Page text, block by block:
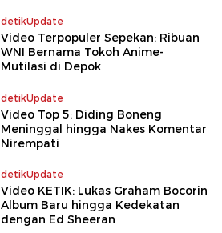
detikUpdate
Video Terpopuler Sepekan: Ribuan
WNI Bernama Tokoh Anime-
Mutilasi di Depok
detikUpdate
Video Top 5: Diding Boneng
Meninggal hingga Nakes Komentar
Nirempati
detikUpdate
Video KETIK: Lukas Graham Bocorin
Album Baru hingga Kedekatan
dengan Ed Sheeran